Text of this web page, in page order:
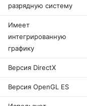
разрядную систему
Имеет
интегрированную
графику
Версия DirectX
Версия OpenGL ES